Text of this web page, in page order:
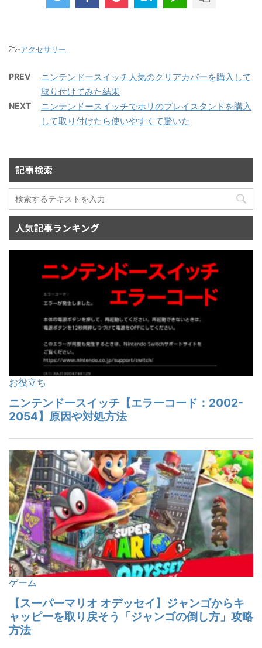
-アクセサリー
PREV
ニンテンドースイッチ人気のクリアカバーを購入して
取り付けてみた結果
NEXT
ニンテンドースイッチでホリのプレイスタンドを購入
して取り付けたら使いやすくて驚いた
記事検索
人気記事ランキング